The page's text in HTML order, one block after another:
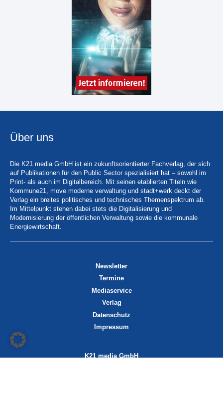
Über uns
Die K21 media GmbH ist ein zukunftsorientierter Fachverlag, der sich
auf Publikationen für den Public Sector spezialisiert hat – sowohl im
Print- als auch im Digitalbereich. Mit seinen etablierten Titeln wie
Kommune21, move moderne verwaltung und stadt+werk deckt der
Verlag ein breites politisches und technisches Themenspektrum ab.
Im Mittelpunkt stehen dabei stets die Digitalisierung und
Modernisierung der öffentlichen Verwaltung sowie die kommunale
Energiewirtschaft.
Newsletter
Termine
Mediaservice
Verlag
Datenschutz
Impressum
K21 media GmbH